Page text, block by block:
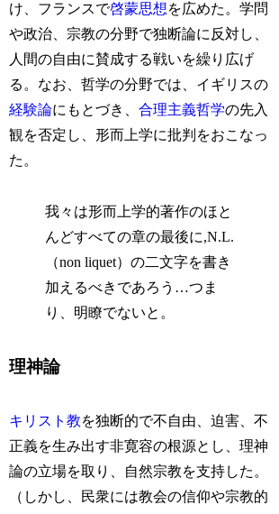
け、フランスで啓蒙思想を広めた。学問
や政治、宗教の分野で独断論に反対し、
人間の自由に賛成する戦いを繰り広げ
る。なお、哲学の分野では、イギリスの
経験論にもとづき、合理主義哲学の先入
観を否定し、形而上学に批判をおこなっ
た。
我々は形而上学的著作のほと
んどすべての章の最後に,N.L.
（non liquet）の二文字を書き
加えるべきであろう…つま
り、明瞭でないと。
理神論
キリスト教を独断的で不自由、迫害、不
正義を生み出す非寛容の根源とし、理神
論の立場を取り、自然宗教を支持した。
（しかし、民衆には教会の信仰や宗教的